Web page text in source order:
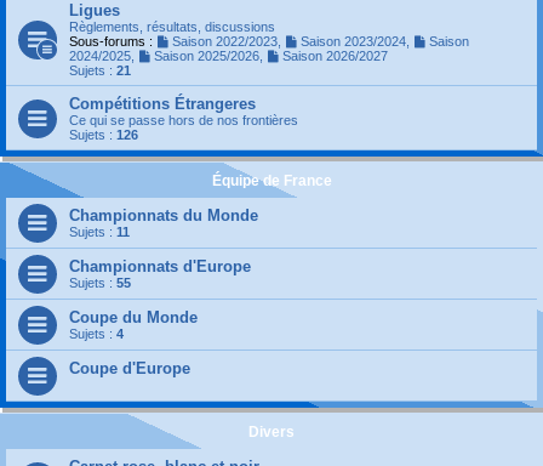
Ligues
Règlements, résultats, discussions
Sous-forums :
Saison 2022/2023, Saison 2023/2024,
Saison
2024/2025
Saison 2025/2026,
Saison 2026/2027
Sujets : 21
Compétitions Étrangeres
Ce qui se passe hors de nos frontières
Sujets : 126
Équipe de France
Championnats du Monde
Sujets : 11
Championnats d'Europe
Sujets : 55
Coupe du Monde
Sujets : 4
Coupe d'Europe
Divers